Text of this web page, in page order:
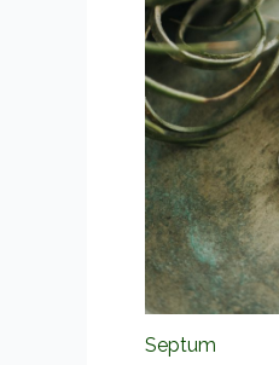
Septum